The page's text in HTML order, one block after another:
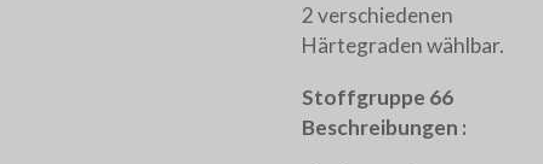
2 verschiedenen
Härtegraden wählbar.
Stoffgruppe 66
Beschreibungen :